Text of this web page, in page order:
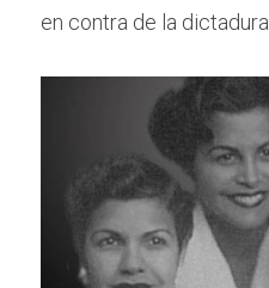
en contra de la dictadura.